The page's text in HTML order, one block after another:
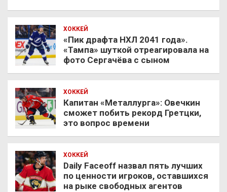
ХОККЕЙ
«Пик драфта НХЛ 2041 года».
«Тампа» шуткой отреагировала на
фото Сергачёва с сыном
ХОККЕЙ
Капитан «Металлурга»: Овечкин
сможет побить рекорд Гретцки,
это вопрос времени
ХОККЕЙ
Daily Faceoff назвал пять лучших
по ценности игроков, оставшихся
на рыке свободных агентов